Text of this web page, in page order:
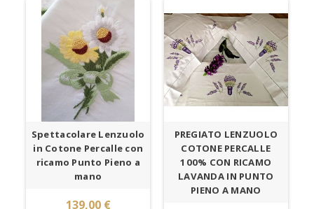
Spettacolare Lenzuolo
in Cotone Percalle con
ricamo Punto Pieno a
mano
139,00 €
PREGIATO LENZUOLO
COTONE PERCALLE
100% CON RICAMO
LAVANDA IN PUNTO
PIENO A MANO